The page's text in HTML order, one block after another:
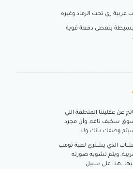
عربية زى تحت الرماد وغيره
بسيطة بتعطى دفعة قوية
عن عقليتنا المتخلفة التي
سوق سخيف تافه, وأن مجرد
وصفك بأنك ولد.
الذي يشتري لعبة تومب
نظرة غريبة, ويتم تشويه صورته
على سبيل